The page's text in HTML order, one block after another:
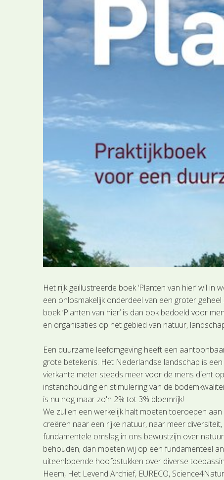
Het rijk geïllustreerde boek ‘Planten van hier’ wil
een onlosmakelijk onderdeel van een groter
boek ‘Planten van hier’ is dan ook bedoeld voor
en organisaties op het gebied van natuur,
Een duurzame leefomgeving heeft een
grote betekenis. Het Nederlandse landschap is
vierkante meter steeds meer voor de mens dient
instandhouding en stimulering van de
is nu nog maar zo'n 2% tot 3% bloemrijk!
We zullen een werkelijk halt moeten toeroepen
creëren naar een rijke natuur, naar meer
fundamentele omslag in ons bewustzijn over
behouden, dan moeten wij op een fundamenteel
uiteenlopende hoofdstukken over diverse
Heem, Het Levend Archief, EURECO,